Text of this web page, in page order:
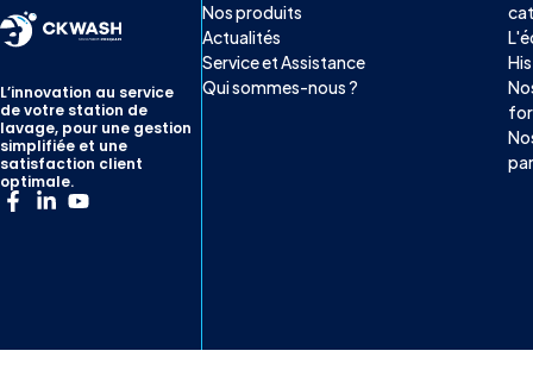
L’innovation au service
de votre station de
lavage, pour une gestion
simplifiée et une
satisfaction client
optimale.
Nos produits
Actualités
Service et Assistance
Qui sommes-nous ?